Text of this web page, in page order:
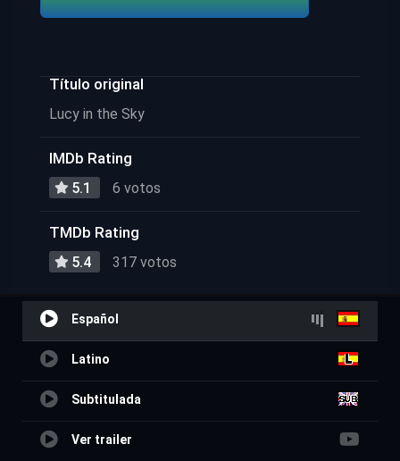
Título original
Lucy in the Sky
IMDb Rating
5.1 6 votos
TMDb Rating
5.4 317 votos
Español
Latino
Subtitulada
Ver trailer